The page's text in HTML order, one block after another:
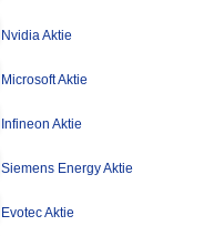
Nvidia Aktie
Microsoft Aktie
Infineon Aktie
Siemens Energy Aktie
Evotec Aktie